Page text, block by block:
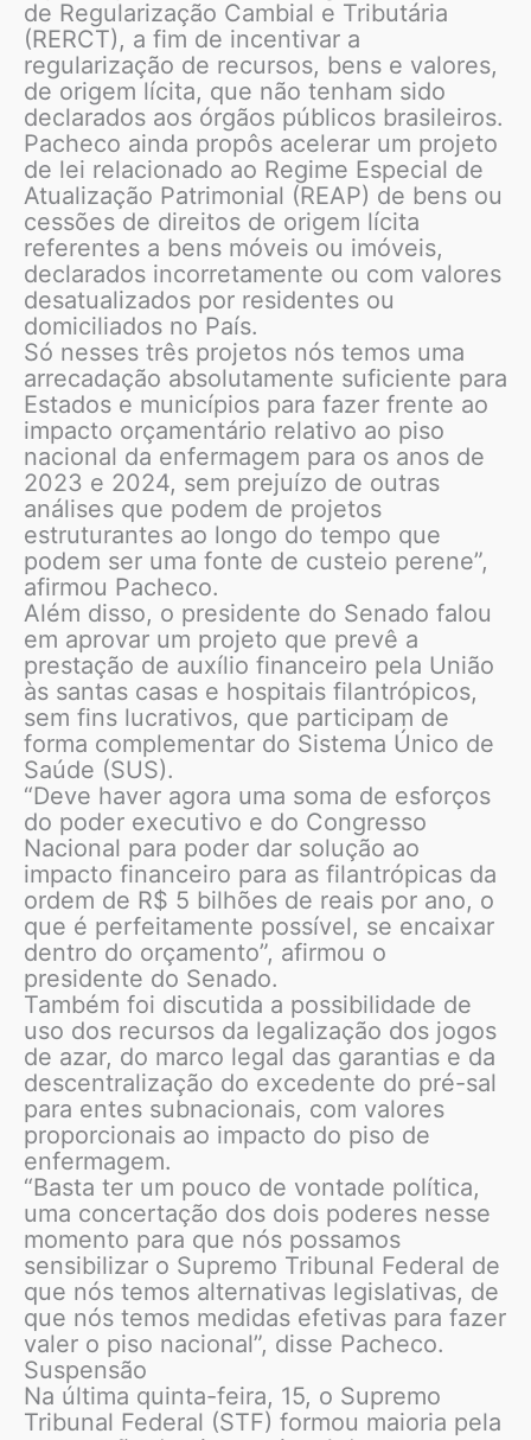
de Regularização Cambial e Tributária
(RERCT), a fim de incentivar a
regularização de recursos, bens e valores,
de origem lícita, que não tenham sido
declarados aos órgãos públicos brasileiros.
Pacheco ainda propôs acelerar um projeto
de lei relacionado ao Regime Especial de
Atualização Patrimonial (REAP) de bens ou
cessões de direitos de origem lícita
referentes a bens móveis ou imóveis,
declarados incorretamente ou com valores
desatualizados por residentes ou
domiciliados no País.
Só nesses três projetos nós temos uma
arrecadação absolutamente suficiente para
Estados e municípios para fazer frente ao
impacto orçamentário relativo ao piso
nacional da enfermagem para os anos de
2023 e 2024, sem prejuízo de outras
análises que podem de projetos
estruturantes ao longo do tempo que
podem ser uma fonte de custeio perene”,
afirmou Pacheco.
Além disso, o presidente do Senado falou
em aprovar um projeto que prevê a
prestação de auxílio financeiro pela União
às santas casas e hospitais filantrópicos,
sem fins lucrativos, que participam de
forma complementar do Sistema Único de
Saúde (SUS).
“Deve haver agora uma soma de esforços
do poder executivo e do Congresso
Nacional para poder dar solução ao
impacto financeiro para as filantrópicas da
ordem de R$ 5 bilhões de reais por ano, o
que é perfeitamente possível, se encaixar
dentro do orçamento”, afirmou o
presidente do Senado.
Também foi discutida a possibilidade de
uso dos recursos da legalização dos jogos
de azar, do marco legal das garantias e da
descentralização do excedente do pré-sal
para entes subnacionais, com valores
proporcionais ao impacto do piso de
enfermagem.
“Basta ter um pouco de vontade política,
uma concertação dos dois poderes nesse
momento para que nós possamos
sensibilizar o Supremo Tribunal Federal de
que nós temos alternativas legislativas, de
que nós temos medidas efetivas para fazer
valer o piso nacional”, disse Pacheco.
Suspensão
Na última quinta-feira, 15, o Supremo
Tribunal Federal (STF) formou maioria pela